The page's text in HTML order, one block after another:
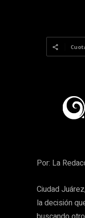
Por: La
Ciudad
la decisión